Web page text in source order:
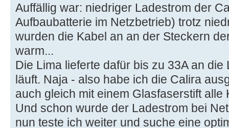
Auffällig war: niedriger Ladestrom der
Aufbaubatterie im Netzbetrieb) trotz
wurden die Kabel an an der Steckern
warm...
Die Lima lieferte dafür bis zu 33A an
läuft. Naja - also habe ich die Calira
auch gleich mit einem Glasfaserstift alle
Und schon wurde der Ladestrom bei
nun teste ich weiter und suche eine